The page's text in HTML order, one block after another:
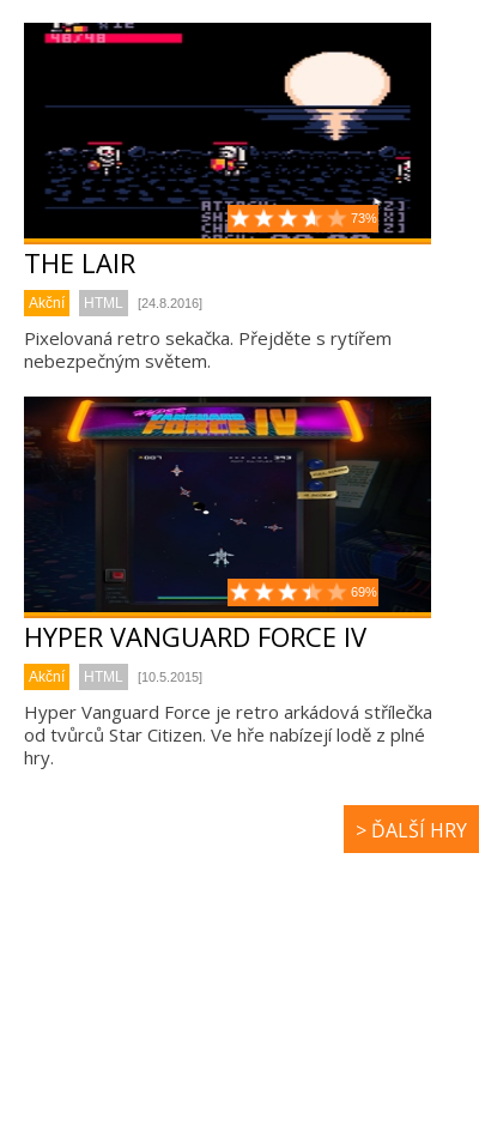
73%
THE LAIR
Akční HTML [24.8.2016]
Pixelovaná retro sekačka. Přejděte s rytířem
nebezpečným světem.
69%
HYPER VANGUARD FORCE IV
Akční HTML [10.5.2015]
Hyper Vanguard Force je retro arkádová střílečka
od tvůrců Star Citizen. Ve hře nabízejí lodě z plné
hry.
> ĎALŠÍ HRY